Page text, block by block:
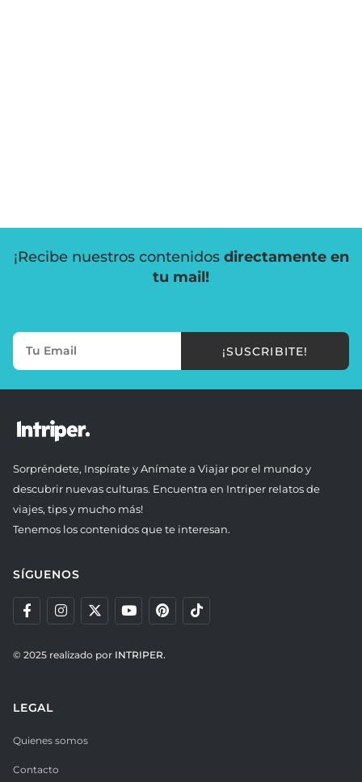
¡Recibe nuestros contenidos directamente en
tu mail!
¡SUSCRIBITE!
Sorpréndete, Inspírate y Anímate a Viajar por el mundo y
descubrir nuevas culturas. Encuentra en Intriper relatos de
viajes, tips y mucho más!
Tenemos los contenidos que te interesan.
SÍGUENOS
© 2025 realizado por INTRIPER.
LEGAL
Quienes somos
Contacto